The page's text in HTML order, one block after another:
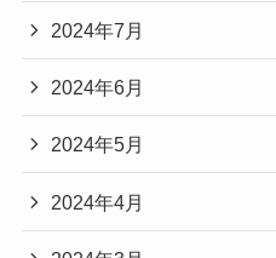
2024年7月
2024年6月
2024年5月
2024年4月